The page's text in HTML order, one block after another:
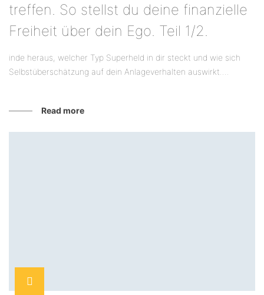
treffen. So stellst du deine finanzielle
Freiheit über dein Ego. Teil 1/2.
inde heraus, welcher Typ Superheld in dir steckt und wie sich
Selbstüberschätzung auf dein Anlageverhalten auswirkt....
Read more